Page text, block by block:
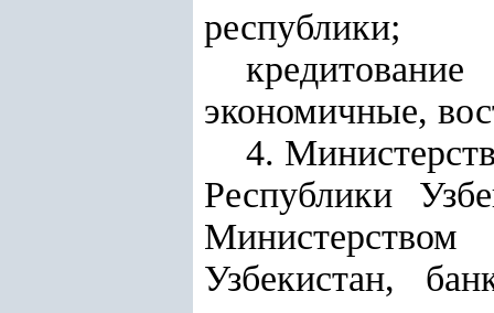
республики;
экономичные,
4.
Республики
Узбекистан,